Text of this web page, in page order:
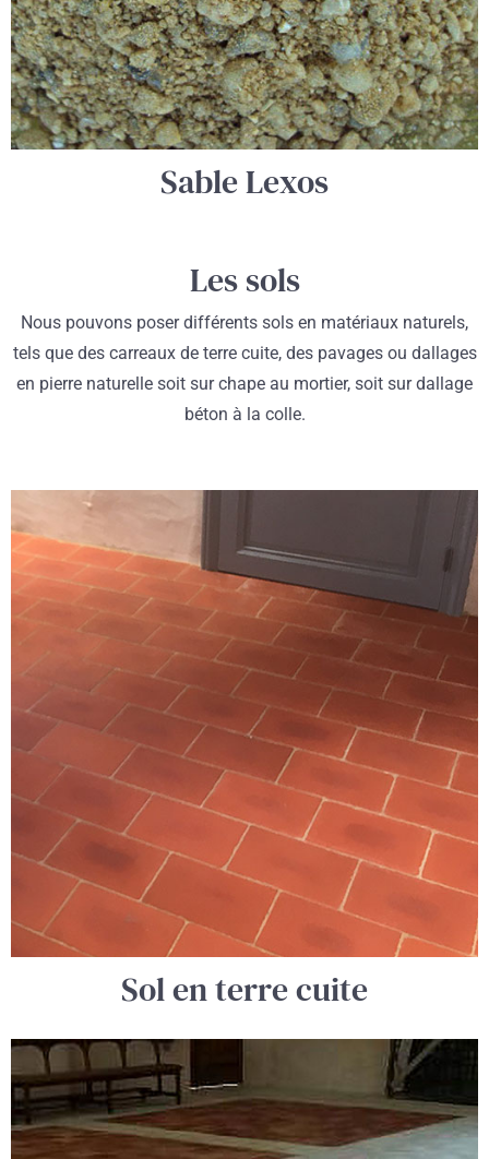
Sable Lexos
Les sols
Nous pouvons poser différents sols en matériaux naturels,
tels que des carreaux de terre cuite, des pavages ou dallages
en pierre naturelle soit sur chape au mortier, soit sur dallage
béton à la colle.
Sol en terre cuite